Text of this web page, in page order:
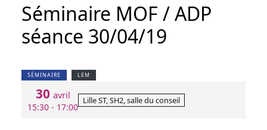
Séminaire MOF / ADP
séance 30/04/19
SÉMINAIRE LEM
30 avril
15:30 - 17:00
Lille ST, SH2, salle du conseil